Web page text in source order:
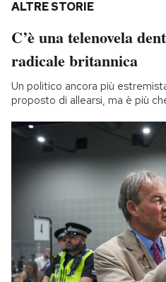
ALTRE STORIE
C’è una telenovela
radicale britannica
Un politico ancora più
proposto di allearsi, ma è più